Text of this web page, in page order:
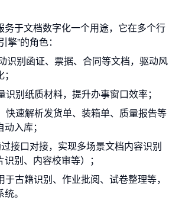
务于文档数字化一个用途，它在多个行
擎”的角色：
识别函证、票据、合同等文档，驱动风
识别纸质材料，提升办事窗口效率；
快速解析发货单、装箱单、质量报告等
入库；
接口对接，实现多场景文档内容识别
识别、内容校审等）；
于古籍识别、作业批阅、试卷整理等，
。